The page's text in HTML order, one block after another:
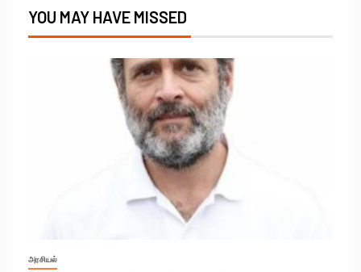
YOU MAY HAVE MISSED
அரசியல்